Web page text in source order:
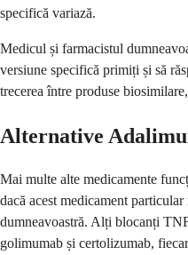
specifică variază.
Medicul și farmacistul
versiune specifică primiți și să
trecerea între produse
Alternative
Mai multe alte medicamente
dacă acest medicament
dumneavoastră. Alți blocanți
golimumab și certolizumab,